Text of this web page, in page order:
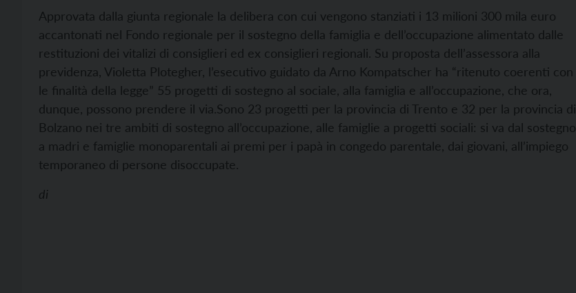
Approvata dalla giunta regionale la delibera con cui vengono stanziati i 13 milioni 300 mila euro
accantonati nel Fondo regionale per il sostegno della famiglia e dell’occupazione alimentato dalle
restituzioni dei vitalizi di consiglieri ed ex consiglieri regionali. Su proposta dell’assessora alla
previdenza, Violetta Plotegher, l’esecutivo guidato da Arno Kompatscher ha “ritenuto coerenti con
le finalità della legge” 55 progetti di sostegno al sociale, alla famiglia e all’occupazione, che ora,
dunque, possono prendere il via.Sono 23 progetti per la provincia di Trento e 32 per la provincia di
Bolzano nei tre ambiti di sostegno all’occupazione, alle famiglie a progetti sociali: si va dal sostegno
a madri e famiglie monoparentali ai premi per i papà in congedo parentale, dai giovani, all’impiego
temporaneo di persone disoccupate.
di